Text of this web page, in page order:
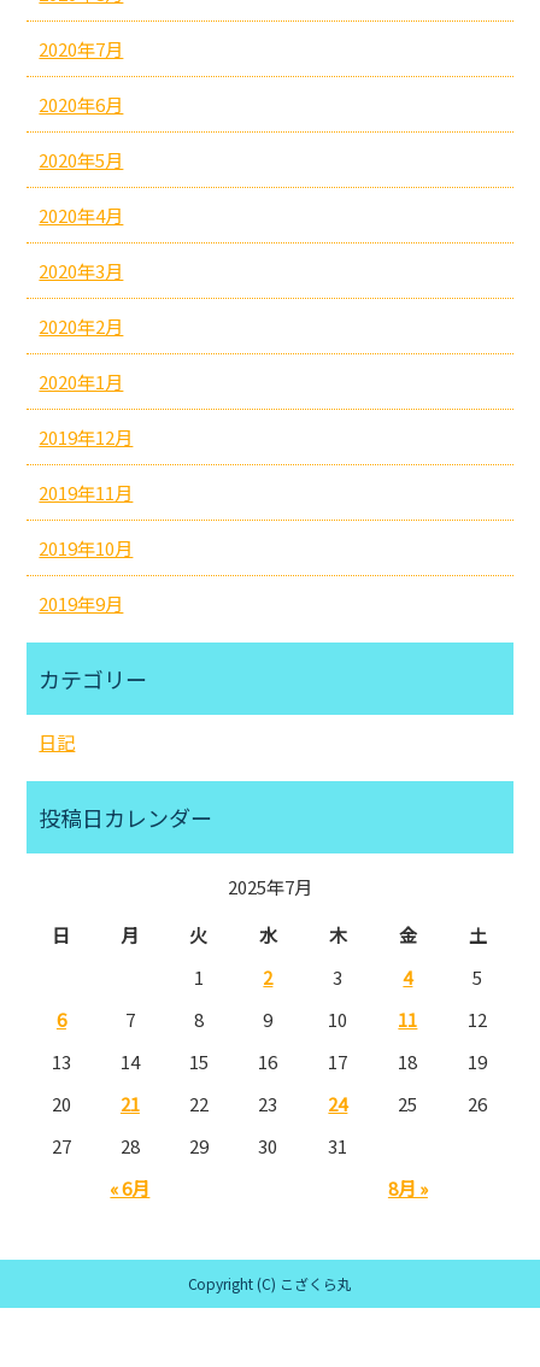
2020年7月
2020年6月
2020年5月
2020年4月
2020年3月
2020年2月
2020年1月
2019年12月
2019年11月
2019年10月
2019年9月
カテゴリー
日記
投稿日カレンダー
2025年7月
日
月 火 水 木 金 土
« 6月 8月 »
1 2 3 4
5
6
7 8 9 10 11
12
13
14 15 16 17 18
19
20
21 22 23 24 25
26
27
28 29 30 31
Copyright (C) こざくら丸